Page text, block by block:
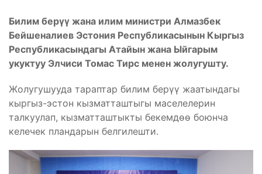
Билим берүү жана илим министри Алмазбек
Бейшеналиев Эстония Республикасынын Кыргыз
Республикасындагы Атайын жана Ыйгарым
укуктуу Элчиси Томас Тирс менен жолугушту.
Жолугушууда тараптар билим берүү жаатындагы
кыргыз-эстон кызматташтыгы маселелерин
талкуулап, кызматташтыкты бекемдөө боюнча
келечек пландарын белгилешти.